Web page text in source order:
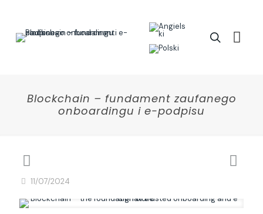
Blockchain – fundament zaufanego
onboardingu i e-podpisu
11/07/2024